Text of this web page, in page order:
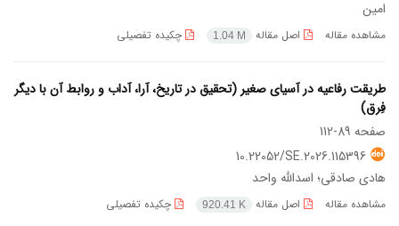
امین
مشاهده مقاله اصل مقاله 1.04 M چکیده تفصیلی
طریقت رفاعیه در آسیای صغیر (تحقیق در تاریخ، آرا، آداب و روابط آن با دیگر
فِرق)
صفحه 89-112
10.22052/SE.2026.115396
هادی صادقی؛ اسدالله واحد
مشاهده مقاله اصل مقاله 920.41 K چکیده تفصیلی